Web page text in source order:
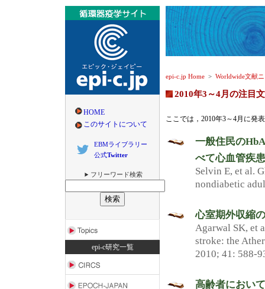
HOME
このサイトについて
EBMライブラリー
公式Twitter
フリーワード検索
epi-c研究一覧
epi-c.jp Home > Worldwide文献
2010年3～4月の注目
ここでは，2010年3～4月に発
一般住民のHbA
べて心血管疾
Selvin E, et al.
nondiabetic
心室期外収縮
Agarwal SK, et
stroke: the
2010; 41: 588-
高齢者におい